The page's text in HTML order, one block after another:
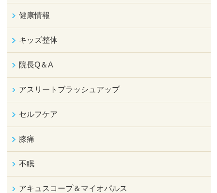
健康情報
キッズ整体
院長Q＆A
アスリートブラッシュアップ
セルフケア
膝痛
不眠
アキュスコープ＆マイオパルス